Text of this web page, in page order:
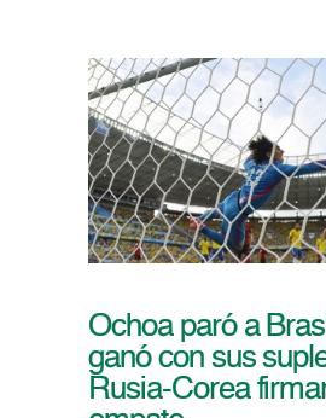
Ochoa paró a
ganó con sus
Rusia-Corea